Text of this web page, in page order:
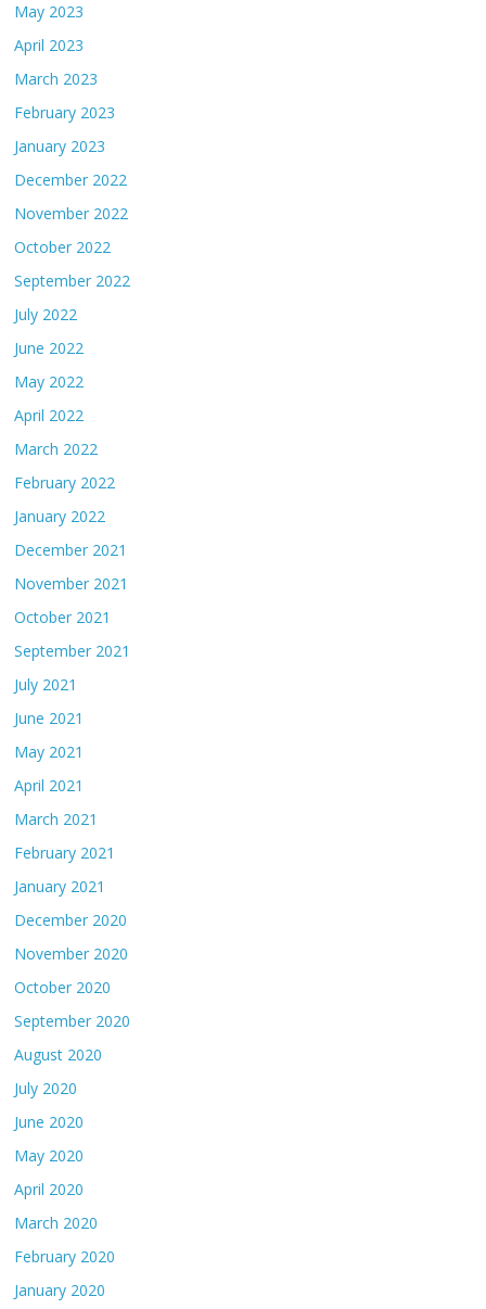
May 2023
April 2023
March 2023
February 2023
January 2023
December 2022
November 2022
October 2022
September 2022
July 2022
June 2022
May 2022
April 2022
March 2022
February 2022
January 2022
December 2021
November 2021
October 2021
September 2021
July 2021
June 2021
May 2021
April 2021
March 2021
February 2021
January 2021
December 2020
November 2020
October 2020
September 2020
August 2020
July 2020
June 2020
May 2020
April 2020
March 2020
February 2020
January 2020